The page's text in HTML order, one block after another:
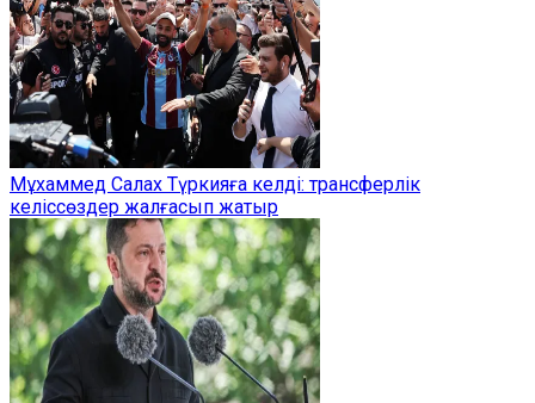
Мұхаммед Салах Түркияға келді: трансферлік
келіссөздер жалғасып жатыр